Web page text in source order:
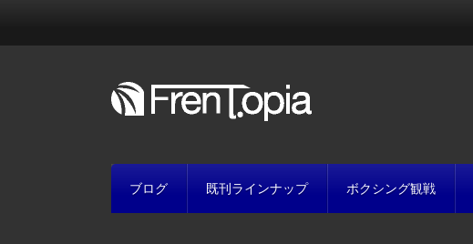
ブログ 既刊ラインナップ ボクシング観戦